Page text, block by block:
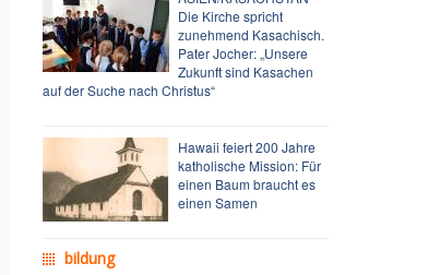
Die Kirche spricht
zunehmend Kasachisch.
Pater Jocher: „Unsere
Zukunft sind Kasachen
auf der Suche nach Christus“
Hawaii feiert 200 Jahre
katholische Mission: Für
einen Baum braucht es
einen Samen
bildung